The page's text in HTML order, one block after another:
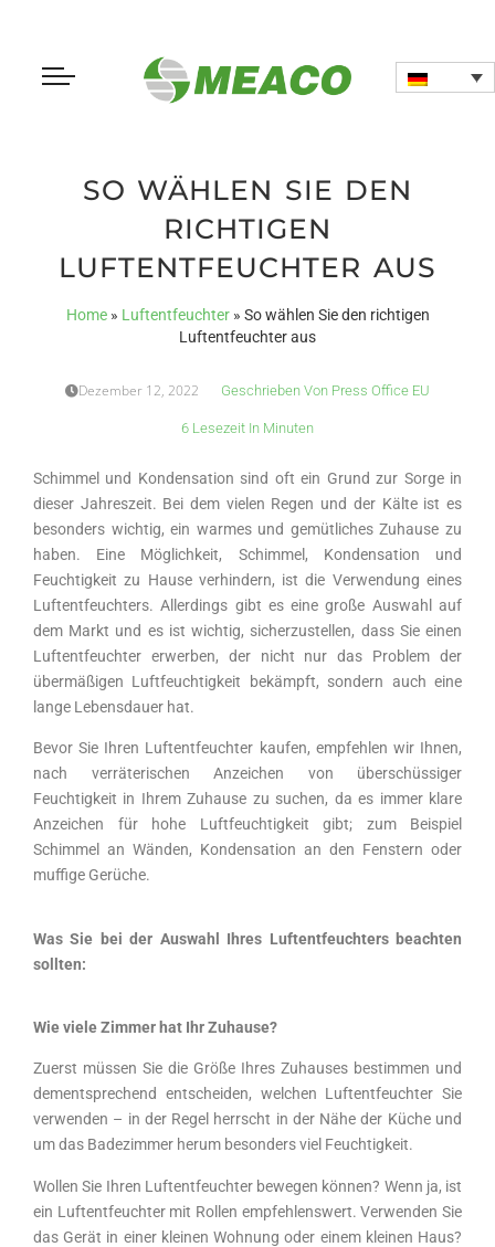
SO WÄHLEN SIE DEN
RICHTIGEN
LUFTENTFEUCHTER AUS
Home» Luftentfeuchter» So wählen Sie den richtigen
Luftentfeuchter aus
Dezember 12, 2022 Geschrieben Von Press Office EU
6 Lesezeit In Minuten
Schimmel und Kondensation sind oft ein Grund zur Sorge in
dieser Jahreszeit. Bei dem vielen Regen und der Kälte ist es
besonders wichtig, ein warmes und gemütliches Zuhause zu
haben. Eine Möglichkeit, Schimmel, Kondensation und
Feuchtigkeit zu Hause verhindern, ist die Verwendung eines
Luftentfeuchters. Allerdings gibt es eine große Auswahl auf
dem Markt und es ist wichtig, sicherzustellen, dass Sie einen
Luftentfeuchter erwerben, der nicht nur das Problem der
übermäßigen Luftfeuchtigkeit bekämpft, sondern auch eine
lange Lebensdauer hat.
Bevor Sie Ihren Luftentfeuchter kaufen, empfehlen wir Ihnen,
nach verräterischen Anzeichen von überschüssiger
Feuchtigkeit in Ihrem Zuhause zu suchen, da es immer klare
Anzeichen für hohe Luftfeuchtigkeit gibt; zum Beispiel
Schimmel an Wänden, Kondensation an den Fenstern oder
muffige Gerüche.
Was Sie bei der Auswahl Ihres Luftentfeuchters beachten
sollten:
Wie viele Zimmer hat Ihr Zuhause?
Zuerst müssen Sie die Größe Ihres Zuhauses bestimmen und
dementsprechend entscheiden, welchen Luftentfeuchter Sie
verwenden – in der Regel herrscht in der Nähe der Küche und
um das Badezimmer herum besonders viel Feuchtigkeit.
Wollen Sie Ihren Luftentfeuchter bewegen können? Wenn ja, ist
ein Luftentfeuchter mit Rollen empfehlenswert. Verwenden Sie
das Gerät in einer kleinen Wohnung oder einem kleinen Haus?